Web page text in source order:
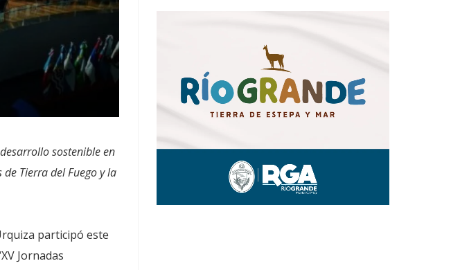
sostenible en
Tierra del Fuego y la
participó este
Jornadas